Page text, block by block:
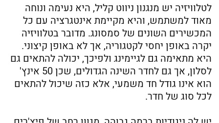
לטלוויזיה יש מנגנון ניווט קליל, היא נעימה ונוחה
מאוד למשתמש, והיא מקיימת אינטגרציה עם כל
המכשירים השונים של סמסונג. מדובר בטלוויזיה
יקרה באופן יחסי לקטגוריה, אך לא באופן קיצוני.
היא מתאימה גם לגיימינג ולפיכך, יכולה להתאים גם
לסלון, אך גם לחדר השינה הגדולים, שכן 50 אינץ'
הוא אינו גודל חד משמעי, אלא כזה שיכול להתאים
לכל סוג של חדר.